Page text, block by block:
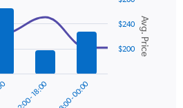
Avg. Price
12:00 - 18:00 18:00 - 00:00
$200
$240